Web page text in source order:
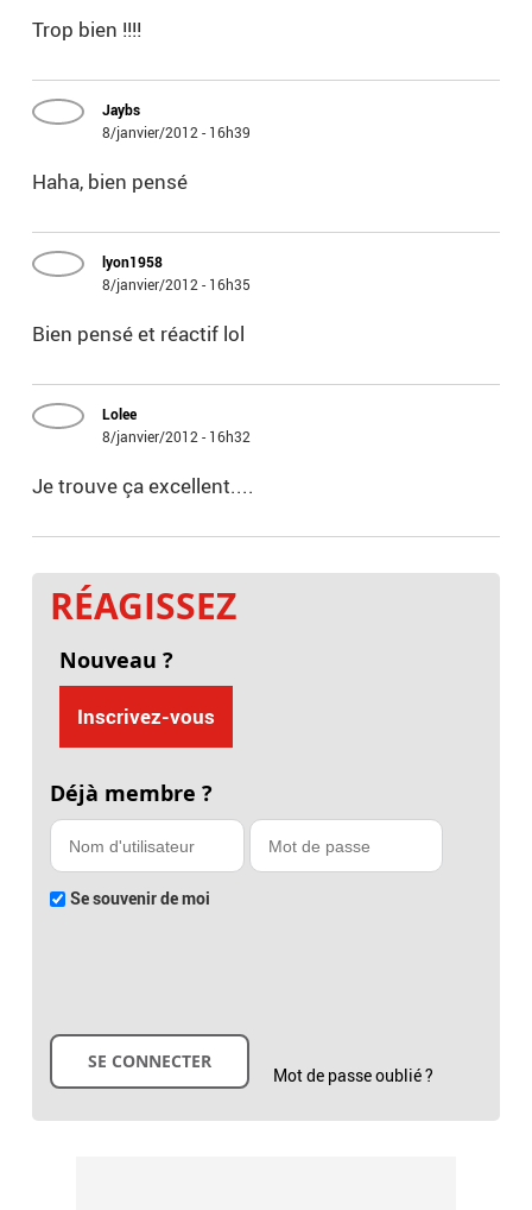
Trop bien !!!!
Jaybs
8/janvier/2012 - 16h39
Haha, bien pensé
lyon1958
8/janvier/2012 - 16h35
Bien pensé et réactif lol
Lolee
8/janvier/2012 - 16h32
Je trouve ça excellent....
RÉAGISSEZ
Nouveau ?
Inscrivez-vous
Déjà membre ?
Se souvenir de moi
Mot de passe oublié ?